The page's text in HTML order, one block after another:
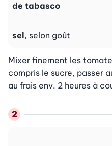
de tabasco
sel, selon goût
Mixer finement les
compris le sucre, passer
au frais env. 2 heures à